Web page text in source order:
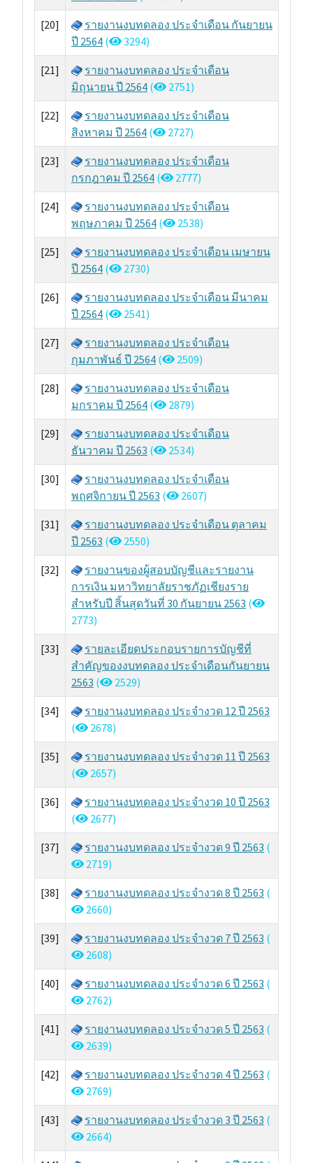
[20]
รายงานงบทดลอง ประจำเดือน กันยายน
ปี 2564 ( 3294)
[21]
รายงานงบทดลอง ประจำเดือน
มิถุนายน ปี 2564 ( 2751)
[22]
รายงานงบทดลอง ประจำเดือน
สิงหาคม ปี 2564 ( 2727)
[23]
รายงานงบทดลอง ประจำเดือน
กรกฎาคม ปี 2564 ( 2777)
[24]
รายงานงบทดลอง ประจำเดือน
พฤษภาคม ปี 2564 ( 2538)
[25]
รายงานงบทดลอง ประจำเดือน เมษายน
ปี 2564 ( 2730)
[26]
รายงานงบทดลอง ประจำเดือน มีนาคม
ปี 2564 ( 2541)
[27]
รายงานงบทดลอง ประจำเดือน
กุมภาพันธ์ ปี 2564 ( 2509)
[28]
รายงานงบทดลอง ประจำเดือน
มกราคม ปี 2564 ( 2879)
[29]
รายงานงบทดลอง ประจำเดือน
ธันวาคม ปี 2563 ( 2534)
[30]
รายงานงบทดลอง ประจำเดือน
พฤศจิกายน ปี 2563 ( 2607)
[31]
รายงานงบทดลอง ประจำเดือน ตุลาคม
ปี 2563 ( 2550)
[32]
รายงานของผู้สอบบัญชีและรายงาน
การเงิน มหาวิทยาลัยราชภัฏเชียงราย
สำหรับปี สิ้นสุดวันที่ 30 กันยายน 2563 (
2773)
[33]
รายละเอียดประกอบรายการบัญชีที่
สำคัญของงบทดลอง ประจำเดือนกันยายน
2563 ( 2529)
[34]
รายงานงบทดลอง ประจำงวด 12 ปี 2563
(
2678)
[35]
รายงานงบทดลอง ประจำงวด 11 ปี 2563
(
2657)
[36]
รายงานงบทดลอง ประจำงวด 10 ปี 2563
(
2677)
[37] รายงานงบทดลอง ประจำงวด 9 ปี 2563 (
2719)
[38] รายงานงบทดลอง ประจำงวด 8 ปี 2563 (
2660)
[39] รายงานงบทดลอง ประจำงวด 7 ปี 2563 (
2608)
[40] รายงานงบทดลอง ประจำงวด 6 ปี 2563 (
2762)
[41] รายงานงบทดลอง ประจำงวด 5 ปี 2563 (
2639)
[42] รายงานงบทดลอง ประจำงวด 4 ปี 2563 (
2769)
[43] รายงานงบทดลอง ประจำงวด 3 ปี 2563 (
2664)